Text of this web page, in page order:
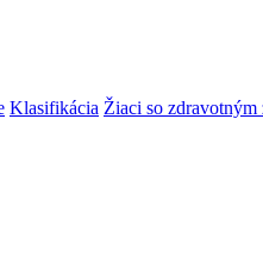
Klasifikácia Žiaci so